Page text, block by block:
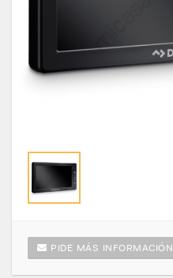
PIDE MÁS INFORMACIÓN